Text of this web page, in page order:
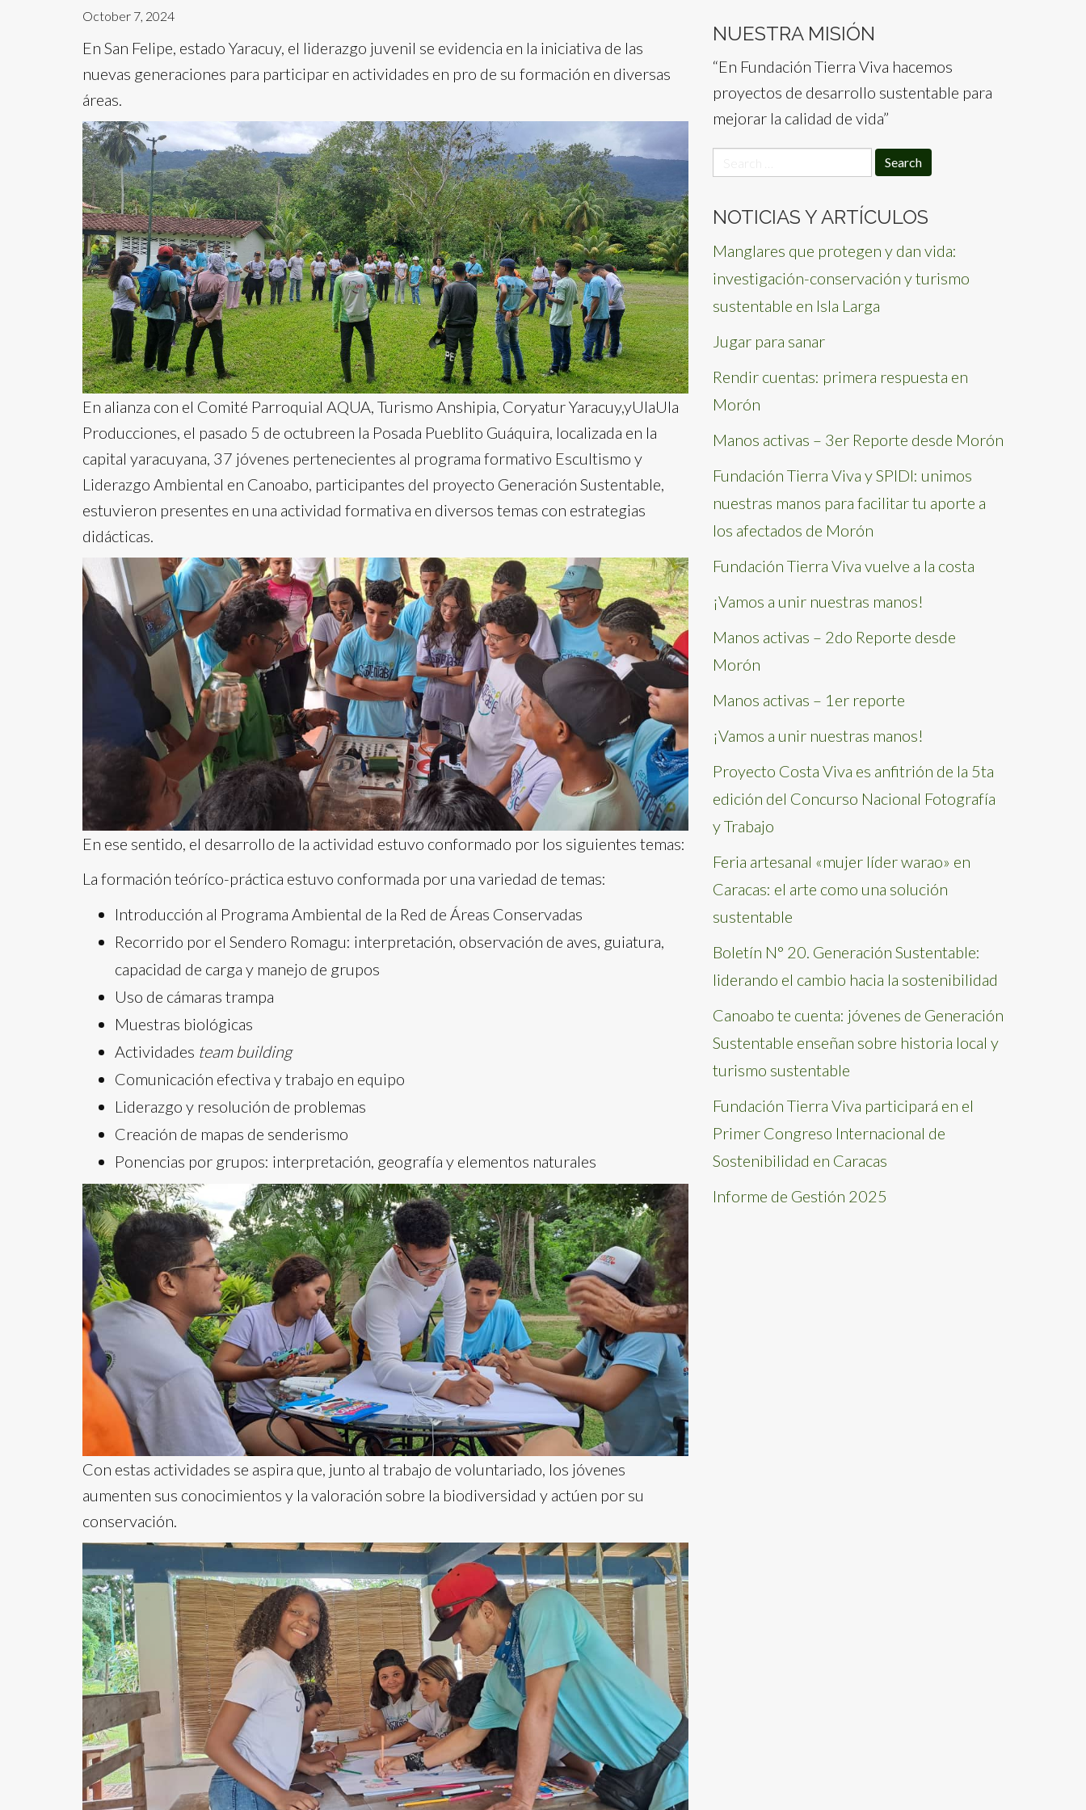
October 7, 2024
En San Felipe, estado Yaracuy, el liderazgo juvenil se evidencia en la iniciativa de las
nuevas generaciones para participar en actividades en pro de su formación en diversas
áreas.
En alianza con el Comité Parroquial AQUA, Turismo Anshipia, Coryatur Yaracuy,yUlaUla
Producciones, el pasado 5 de octubreen la Posada Pueblito Guáquira, localizada en la
capital yaracuyana, 37 jóvenes pertenecientes al programa formativo Escultismo y
Liderazgo Ambiental en Canoabo, participantes del proyecto Generación Sustentable,
estuvieron presentes en una actividad formativa en diversos temas con estrategias
didácticas.
En ese sentido, el desarrollo de la actividad estuvo conformado por los siguientes temas:
La formación teóríco-práctica estuvo conformada por una variedad de temas:
Introducción al Programa Ambiental de la Red de Áreas Conservadas
Recorrido por el Sendero Romagu: interpretación, observación de aves, guiatura,
capacidad de carga y manejo de grupos
Uso de cámaras trampa
Muestras biológicas
Actividades team building
Comunicación efectiva y trabajo en equipo
Liderazgo y resolución de problemas
Creación de mapas de senderismo
Ponencias por grupos: interpretación, geografía y elementos naturales
Con estas actividades se aspira que, junto al trabajo de voluntariado, los jóvenes
aumenten sus conocimientos y la valoración sobre la biodiversidad y actúen por su
conservación.
NUESTRA MISIÓN
“En Fundación Tierra Viva hacemos
proyectos de desarrollo sustentable para
mejorar la calidad de vida”
for:
NOTICIAS Y ARTÍCULOS
Manglares que protegen y dan vida:
investigación-conservación y turismo
sustentable en Isla Larga
Jugar para sanar
Rendir cuentas: primera respuesta en
Morón
Manos activas – 3er Reporte desde Morón
Fundación Tierra Viva y SPIDI: unimos
nuestras manos para facilitar tu aporte a
los afectados de Morón
Fundación Tierra Viva vuelve a la costa
¡Vamos a unir nuestras manos!
Manos activas – 2do Reporte desde
Morón
Manos activas – 1er reporte
¡Vamos a unir nuestras manos!
Proyecto Costa Viva es anfitrión de la 5ta
edición del Concurso Nacional Fotografía
y Trabajo
Feria artesanal «mujer líder warao» en
Caracas: el arte como una solución
sustentable
Boletín N° 20. Generación Sustentable:
liderando el cambio hacia la sostenibilidad
Canoabo te cuenta: jóvenes de Generación
Sustentable enseñan sobre historia local y
turismo sustentable
Fundación Tierra Viva participará en el
Primer Congreso Internacional de
Sostenibilidad en Caracas
Informe de Gestión 2025